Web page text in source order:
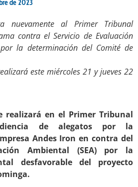
de 2023
nuevamente al Primer Tribunal
contra el Servicio de Evaluación
por la determinación del Comité de
este miércoles 21 y jueves 22
realizará en el Primer Tribunal
de alegatos por la
Andes Iron en contra del
Ambiental (SEA) por la
desfavorable del proyecto